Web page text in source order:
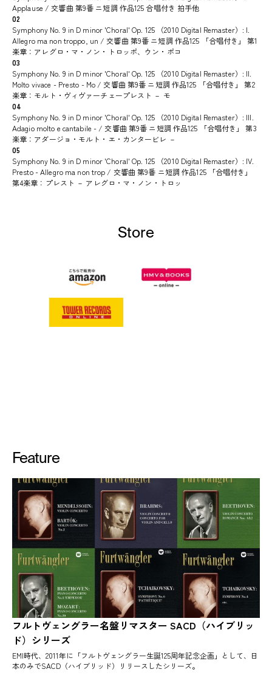
Applause / 交響曲 第9番 ニ短調 作品125 合唱付き 拍手他
02
Symphony No. 9 in D minor 'Choral' Op. 125 （2010 Digital Remaster）: I.
Allegro ma non troppo, un / 交響曲 第9番 ニ短調 作品125 「合唱付き」 第1
楽章：アレグロ・マ・ノン・トロッポ、ウン・ポコ
03
Symphony No. 9 in D minor 'Choral' Op. 125 （2010 Digital Remaster）: II.
Molto vivace - Presto - Mo / 交響曲 第9番 ニ短調 作品125 「合唱付き」 第2
楽章：モルト・ヴィヴァーチェープレスト － モ
04
Symphony No. 9 in D minor 'Choral' Op. 125 （2010 Digital Remaster）: III.
Adagio molto e cantabile - / 交響曲 第9番 ニ短調 作品125 「合唱付き」 第3
楽章：アダージョ・モルト・エ・カンタービレ －
05
Symphony No. 9 in D minor 'Choral' Op. 125 （2010 Digital Remaster）: IV.
Presto - Allegro ma non trop / 交響曲 第9番 ニ短調 作品125 「合唱付き」
第4楽章：プレスト － アレグロ・マ・ノン・トロッ
Store
Feature
フルトヴェングラー名盤リマスター SACD（ハイブリッ
ド）シリーズ
EMI時代、2011年に「フルトヴェングラー生誕125周年記念企画」として、日
本のみでSACD（ハイブリッド）リリースしたシリーズ。